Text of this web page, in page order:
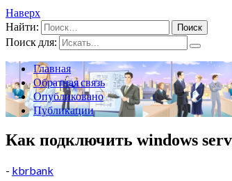
Наверх
Найти:
Поиск для:
Главная
Обратная связь
Опубликовано
Публикации
Как подключить windows
- kbrbank